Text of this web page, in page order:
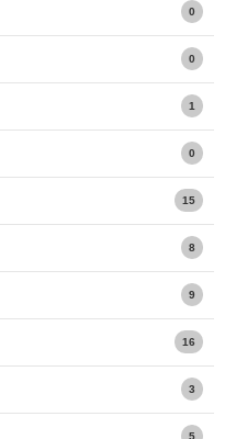
0
0
1
0
15
8
9
16
3
5